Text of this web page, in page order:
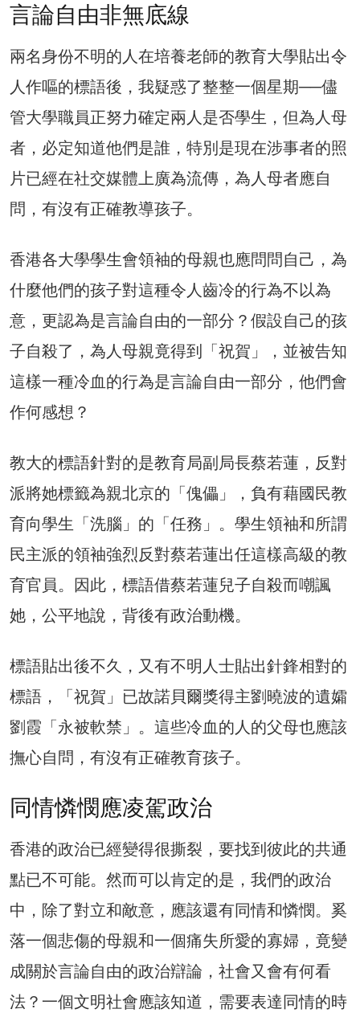
言論自由非無底線
兩名身份不明的人在培養老師的教育大學貼出令
人作嘔的標語後，我疑惑了整整一個星期──儘
管大學職員正努力確定兩人是否學生，但為人母
者，必定知道他們是誰，特別是現在涉事者的照
片已經在社交媒體上廣為流傳，為人母者應自
問，有沒有正確教導孩子。
香港各大學學生會領袖的母親也應問問自己，為
什麼他們的孩子對這種令人齒冷的行為不以為
意，更認為是言論自由的一部分？假設自己的孩
子自殺了，為人母親竟得到「祝賀」，並被告知
這樣一種冷血的行為是言論自由一部分，他們會
作何感想？
教大的標語針對的是教育局副局長蔡若蓮，反對
派將她標籤為親北京的「傀儡」，負有藉國民教
育向學生「洗腦」的「任務」。學生領袖和所謂
民主派的領袖強烈反對蔡若蓮出任這樣高級的教
育官員。因此，標語借蔡若蓮兒子自殺而嘲諷
她，公平地說，背後有政治動機。
標語貼出後不久，又有不明人士貼出針鋒相對的
標語，「祝賀」已故諾貝爾獎得主劉曉波的遺孀
劉霞「永被軟禁」。這些冷血的人的父母也應該
撫心自問，有沒有正確教育孩子。
同情憐憫應凌駕政治
香港的政治已經變得很撕裂，要找到彼此的共通
點已不可能。然而可以肯定的是，我們的政治
中，除了對立和敵意，應該還有同情和憐憫。奚
落一個悲傷的母親和一個痛失所愛的寡婦，竟變
成關於言論自由的政治辯論，社會又會有何看
法？一個文明社會應該知道，需要表達同情的時